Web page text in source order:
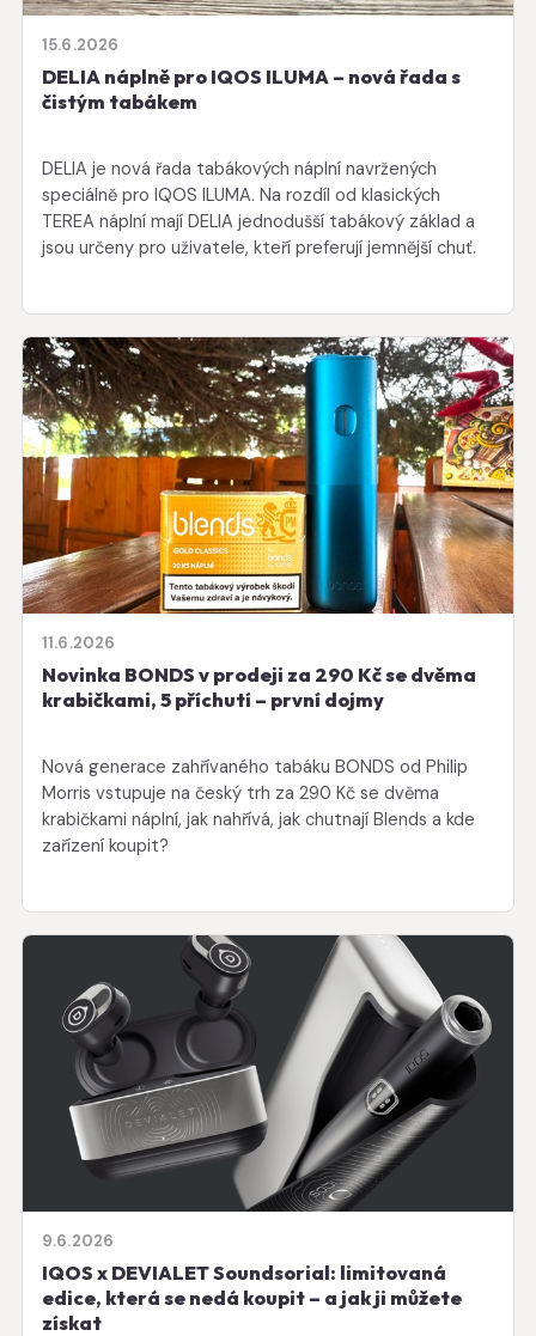
15.6.2026
DELIA náplně pro IQOS ILUMA – nová řada s
čistým tabákem
DELIA je nová řada tabákových náplní navržených
speciálně pro IQOS ILUMA. Na rozdíl od klasických
TEREA náplní mají DELIA jednodušší tabákový základ a
jsou určeny pro uživatele, kteří preferují jemnější chuť.
11.6.2026
Novinka BONDS v prodeji za 290 Kč se dvěma
krabičkami, 5 příchutí – první dojmy
Nová generace zahřívaného tabáku BONDS od Philip
Morris vstupuje na český trh za 290 Kč se dvěma
krabičkami náplní, jak nahřívá, jak chutnají Blends a kde
zařízení koupit?
9.6.2026
IQOS x DEVIALET Soundsorial: limitovaná
edice, která se nedá koupit – a jak ji můžete
získat